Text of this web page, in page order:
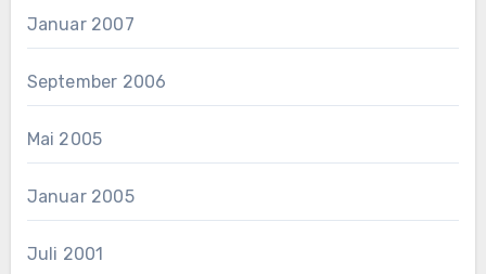
Januar 2007
September 2006
Mai 2005
Januar 2005
Juli 2001